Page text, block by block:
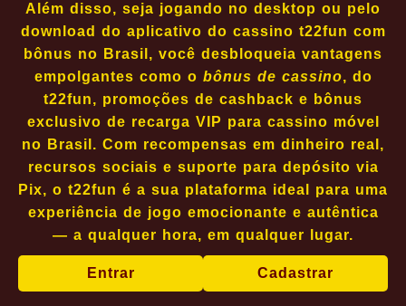
Além disso, seja jogando no desktop ou pelo
download do aplicativo do cassino t22fun com
bônus no Brasil, você desbloqueia vantagens
empolgantes como o bônus de cassino, do
t22fun, promoções de cashback e bônus
exclusivo de recarga VIP para cassino móvel
no Brasil. Com recompensas em dinheiro real,
recursos sociais e suporte para depósito via
Pix, o t22fun é a sua plataforma ideal para uma
experiência de jogo emocionante e autêntica
— a qualquer hora, em qualquer lugar.
Entrar Cadastrar